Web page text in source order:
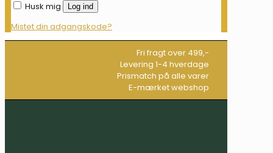
Husk mig Log ind
Mistet din adgangskode?
Fri fragt over 499,-
Levering 1-4 hverdage
Prismatch på alle varer
E-mærket webshop